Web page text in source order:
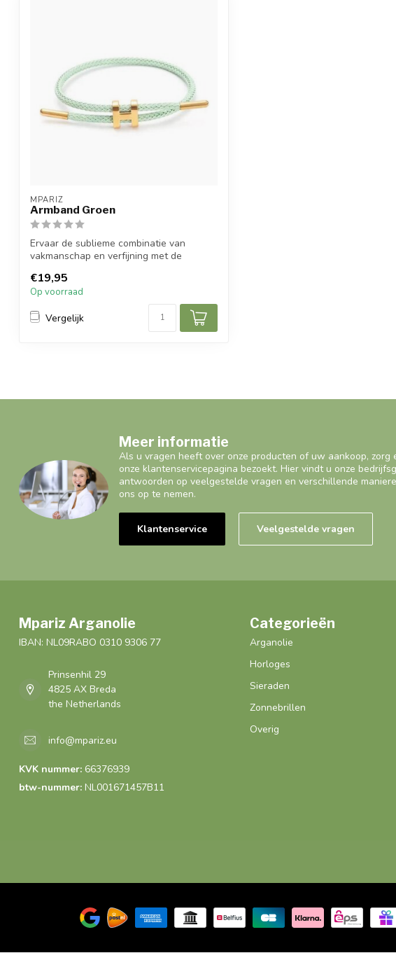
MPARIZ
Armband Groen
Ervaar de sublieme combinatie van
vakmanschap en verfijning met de
€19,95
Op voorraad
Vergelijk
Meer informatie
Als u vragen heeft over onze producten of uw aankoop, zorg
onze klantenservicepagina bezoekt. Hier vindt u onze
antwoorden op veelgestelde vragen en verschillende
ons op te nemen.
Klantenservice Veelgestelde vragen
Mpariz Arganolie
IBAN: NL09RABO 0310 9306 77
Prinsenhil 29
4825 AX Breda
the Netherlands
info@mpariz.eu
KVK nummer: 66376939
btw-nummer: NL001671457B11
Categorieën
Arganolie
Horloges
Sieraden
Zonnebrillen
Overig